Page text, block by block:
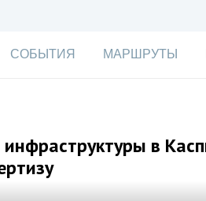
СОБЫТИЯ МАРШРУТЫ
в